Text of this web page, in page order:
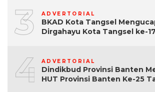
3 ADVERTORIAL
BKAD Kota Tangsel
Dirgahayu Kota Tangsel ke-
4 ADVERTORIAL
Dindikbud Provinsi Banten
HUT Provinsi Banten Ke-25